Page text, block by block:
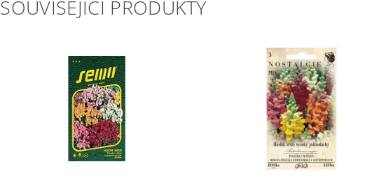
SOUVISEJÍCÍ PRODUKTY